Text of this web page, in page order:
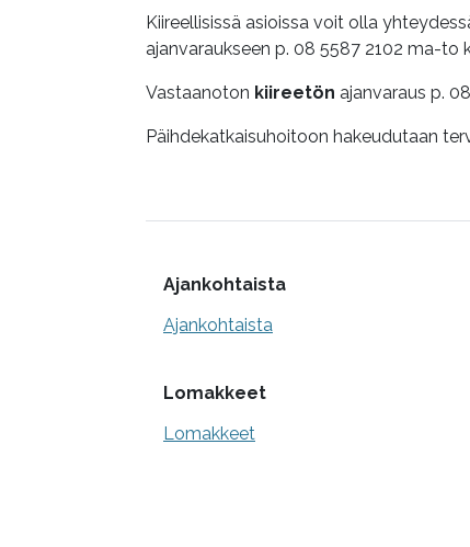
Kiireellisissä asioissa voit olla
ajanvaraukseen p. 08 5587 2102 ma-to
Vastaanoton kiireetön ajanvaraus p.
Päihdekatkaisuhoitoon hakeudutaan
Lisätietoa
Ajankohtaista
Ajankohtaista
Lomakkeet
Lomakkeet